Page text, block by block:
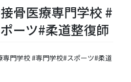
骨医療専門学校 #
ーツ#柔道整復師